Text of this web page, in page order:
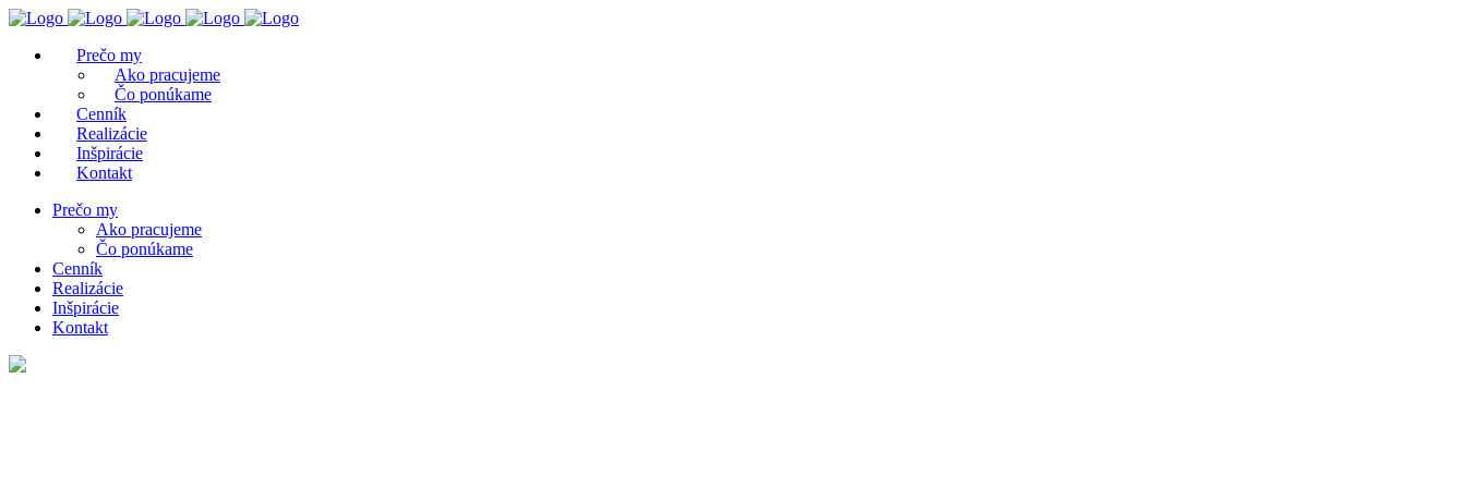
Prečo my
Ako pracujeme
Čo ponúkame
Cenník
Realizácie
Inšpirácie
Kontakt
Prečo my
Ako pracujeme
Čo ponúkame
Cenník
Realizácie
Inšpirácie
Kontakt